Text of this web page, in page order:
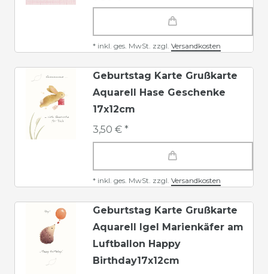
* inkl. ges. MwSt. zzgl. Versandkosten
Geburtstag Karte Grußkarte
Aquarell Hase Geschenke
17x12cm
3,50 € *
* inkl. ges. MwSt. zzgl. Versandkosten
Geburtstag Karte Grußkarte
Aquarell Igel Marienkäfer am
Luftballon Happy
Birthday17x12cm